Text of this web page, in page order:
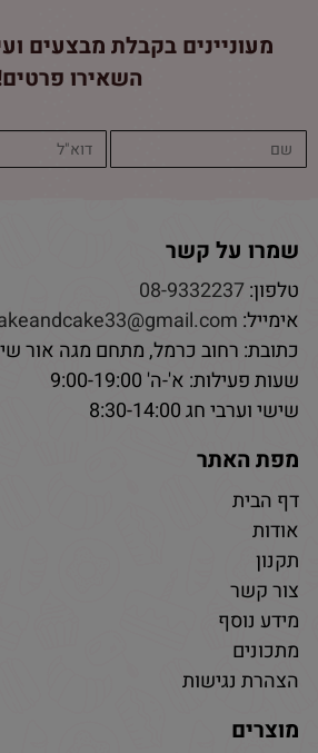
מעוניינים בקבלת מבצעים
השאירו
שמרו על קשר
טלפון:08-9332237
אימייל:
כתובת: רחוב כרמל, מתחם מגה אור
שעות פעילות: א'-ה' 9:00-19:00
שישי וערבי חג 8:30-14:00
מפת האתר
דף הבית
אודות
תקנון
צור קשר
מידע נוסף
מתכונים
הצהרת נגישות
מוצרים